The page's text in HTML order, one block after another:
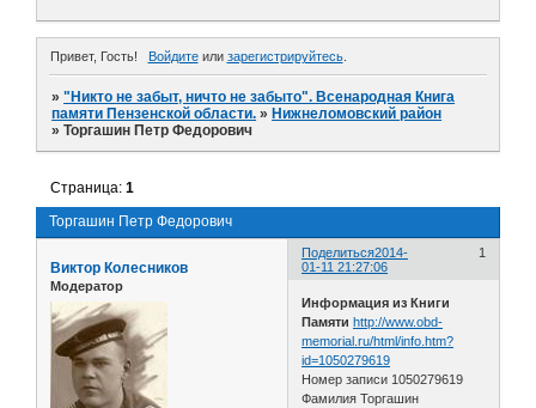
Привет, Гость! Войдитеили зарегистрируйтесь.
»"Никто не забыт, ничто не забыто". Всенародная Книга
памяти Пензенской области. » Нижнеломовский район
»Торгашин Петр Федорович
Торгашин Петр Федорович
Страница:1
Поделиться 1
2014-
01-11 21:27:06
Виктор Колесников
Модератор
Информация из Книги
Памяти http://www.obd-
memorial.ru/html/info.htm?
id=1050279619
Номер записи 1050279619
Фамилия Торгашин